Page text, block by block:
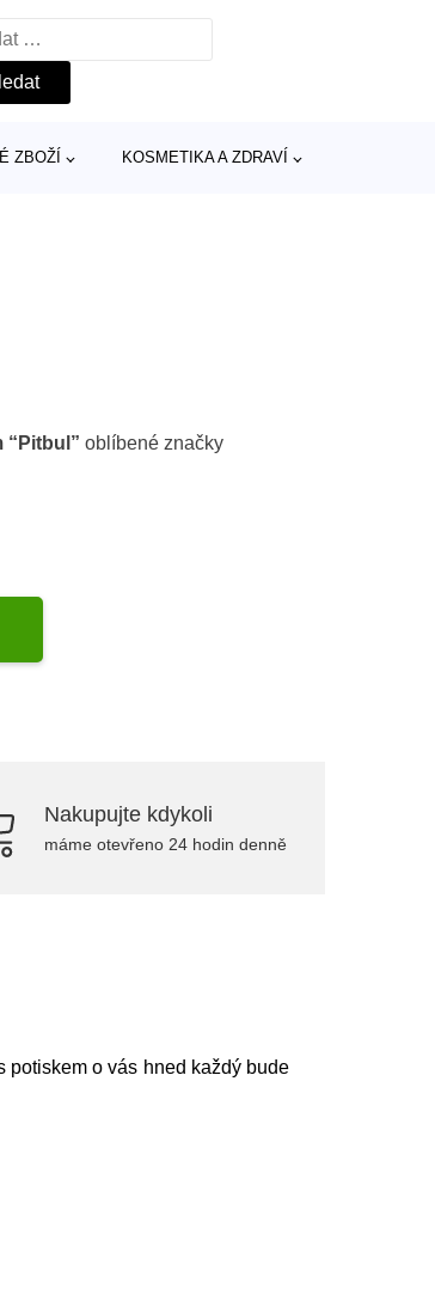
ZBOŽÍ KOSMETIKA A ZDRAVÍ
“Pitbul” oblíbené značky
Nakupujte kdykoli
máme otevřeno 24 hodin denně
potiskem o vás hned každý bude